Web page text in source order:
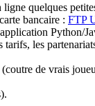
quelques
bancaire : FTP
Python/
les
de vrais